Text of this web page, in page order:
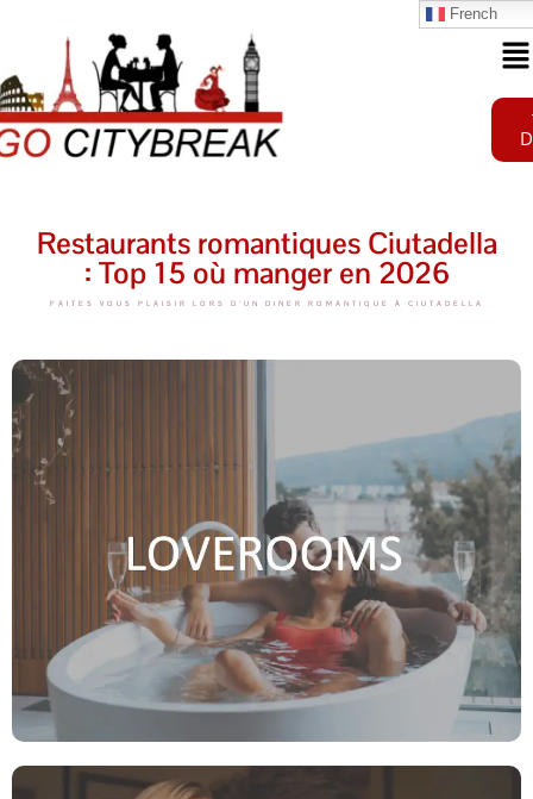
Restaurants romantiques Ciutadella
: Top 15 où manger en 2026
FAITES VOUS PLAISIR LORS D'UN DINER ROMANTIQUE À CIUTADELLA
French